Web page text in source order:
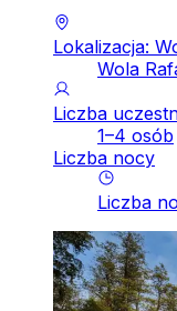
Lokalizacja:
Wola
Liczba
1–4 osób
Liczba nocy
Liczba